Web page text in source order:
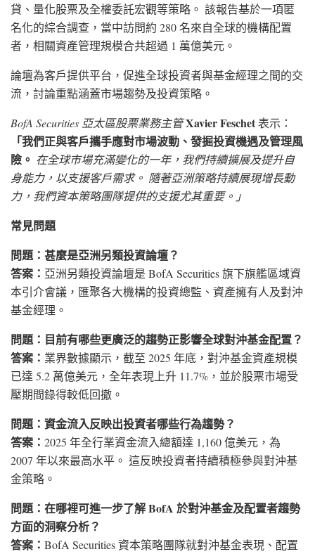
貸、量化股票及全權委託宏觀等策略。 該報告基於一項匿
名化的綜合調查，當中訪問約 280 名來自全球的機構配置
者，相關資產管理規模合共超過 1 萬億美元。
論壇為客戶提供平台，促進全球投資者與基金經理之間的交
流，討論重點涵蓋市場趨勢及投資策略。
BofA Securities 亞太區股票業務主管Xavier Feschet表示：
「我們正與客戶攜手應對市場波動、發掘投資機遇及管理風
險。 在全球市場充滿變化的一年，我們持續擴展及提升自
身能力，以支援客戶需求。 隨著亞洲策略持續展現增長動
力，我們資本策略團隊提供的支援尤其重要。」
常見問題
問題：甚麼是亞洲另類投資論壇？
答案： 亞洲另類投資論壇是 BofA Securities 旗下旗艦區域資
本引介會議，匯聚各大機構的投資總監、資產擁有人及對沖
基金經理。
問題：目前有哪些更廣泛的趨勢正影響全球對沖基金配置？
答案： 業界數據顯示，截至 2025 年底，對沖基金資產規模
已達 5.2 萬億美元，全年表現上升 11.7%，並於股票市場受
壓期間錄得較低回撤。
問題：資金流入反映出投資者哪些行為趨勢？
答案： 2025 年全行業資金流入總額達 1,160 億美元，為
2007 年以來最高水平。 這反映投資者持續積極參與對沖基
金策略。
問題：在哪裡可進一步了解 BofA 於對沖基金及配置者趨勢
方面的洞察分析？
答案： BofA Securities 資本策略團隊就對沖基金表現、配置